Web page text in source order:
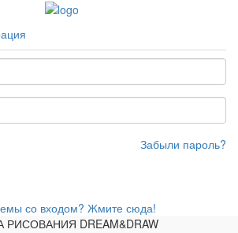
Забыли пароль?
со входом? Жмите сюда!
DREAM&DRAW